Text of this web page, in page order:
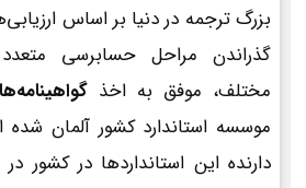
بزرگ ترجمه در دنیا بر اساس
گذراندن مراحل حسابرسی
مختلف، موفق به اخذ
موسسه استاندارد کشور آلمان شده
دارنده این استانداردها در کشور